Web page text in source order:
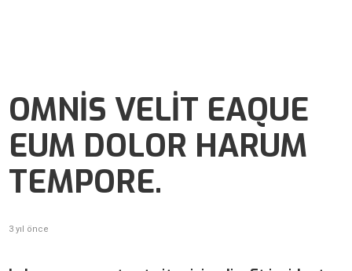
OMNIS VELIT EAQUE
EUM DOLOR HARUM
TEMPORE.
3 yıl önce